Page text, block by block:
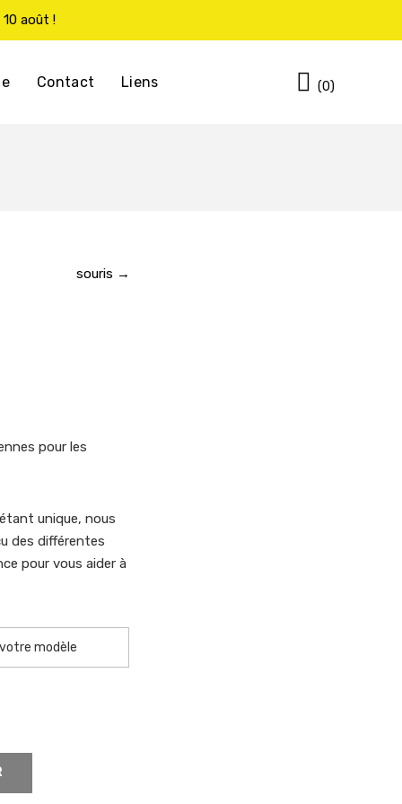
août !
Contact Liens Cart
(0)
souris →
pour les
unique, nous
des différentes
pour vous aider à